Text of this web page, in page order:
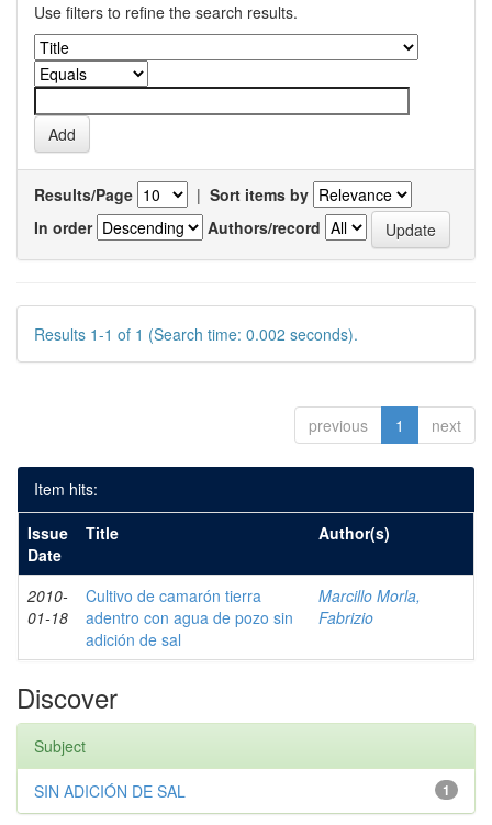
Use filters to refine the search results.
Results/Page | Sort items by
In order
Authors/record
Results 1-1 of 1 (Search time: 0.002 seconds).
previous 1 next
Item hits:
Issue
Date
Title Author(s)
2010-
01-18
Cultivo de camarón tierra
adentro con agua de pozo sin
adición de sal
Marcillo Morla,
Fabrizio
Discover
Subject
1
SIN ADICIÓN DE SAL